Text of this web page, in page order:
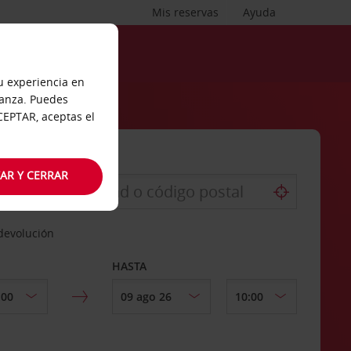
Ayuda
Mis reservas
HASTA
experiencia en
Puedes
aceptas el
Y CERRAR